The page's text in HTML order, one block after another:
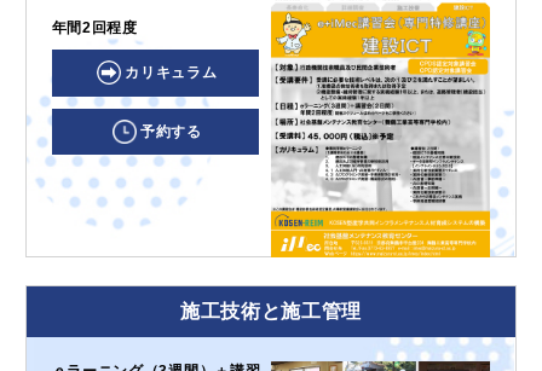
年間2回程度
カリキュラム
予約する
施工技術と施工管理